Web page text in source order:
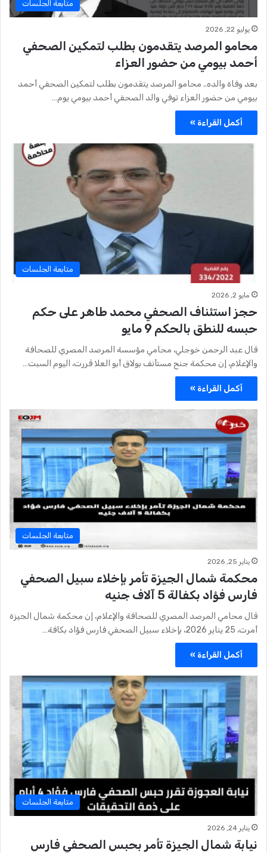
متابعة الجلسات
يوليو 22, 2026
محامو المرصد يتقدمون بطلب لتمكين الصحفي
أحمد بيومي من حضور العزاء
بعد وفاة والده.. محامو المرصد يتقدمون بطلب لتمكين الصحفي أحمد
بيومي من حضور العزاء توفي والد الصحفي أحمد بيومي يوم…
أكمل القراءة »
متابعة الجلسات
مايو 2, 2026
حجز استئناف الصحفي محمد طاهر على حكم
حبسه للنطق بالحكم 9 مايو
قال عبد الرحمن خوجلي، محامي مؤسسة المرصد المصري للصحافة
والإعلام، إن محكمة جنح مستأنف بولاق أبو العلا قررت، اليوم السبت…
أكمل القراءة »
متابعة الجلسات
يناير 25, 2026
محكمة شمال الجيزة تأمر بإخلاء سبيل الصحفي
فارس فؤاد بكفالة 5 آلاف جنيه
قال محامي المرصد المصري للصحافة والإعلام، إن محكمة شمال الجيزة
أمرت، 25 يناير 2026، بإخلاء سبيل الصحفي فارس فؤاد بكافة…
أكمل القراءة »
متابعة الجلسات
يناير 24, 2026
نيابة شمال الجيزة تأمر بحبس الصحفي فارس